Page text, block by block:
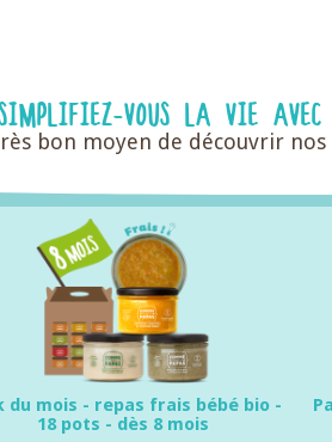
VOUS LA VIE AVEC
bon moyen de découvrir
du mois - repas frais bébé bio -
18 pots - dès 8 mois